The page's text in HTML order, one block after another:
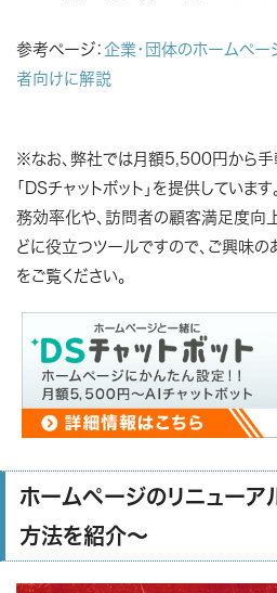
参考ページ： 企業・団体のホームペ
者向けに解説
※なお、弊社では月額5,500円から手
「DSチャットボット」を提供していま
務効率化や、訪問者の顧客満足度向
どに役立つツールですので、ご興味
をご覧ください。
ホームページのリニューア
方法を紹介～